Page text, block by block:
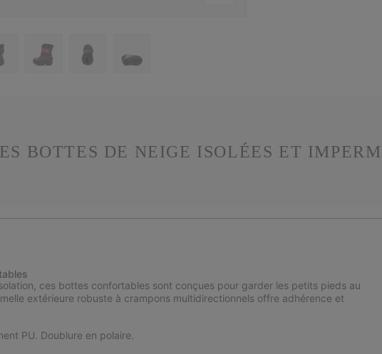
BOTTES DE NEIGE ISOLÉES ET
ces bottes confortables sont conçues pour garder les petits pieds au
extérieure robuste à crampons multidirectionnels offre adhérence et
PU. Doublure en polaire.